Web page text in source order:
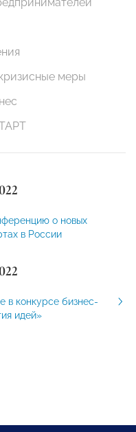
меры
о новых
в России
в конкурсе бизнес-
идей»